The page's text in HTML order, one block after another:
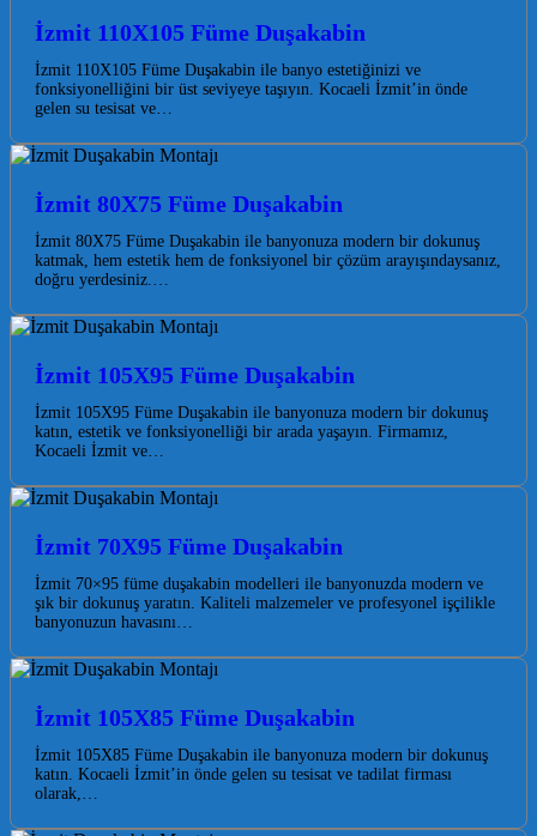
İzmit 110X105 Füme Duşakabin
İzmit 110X105 Füme Duşakabin ile banyo estetiğinizi ve
fonksiyonelliğini bir üst seviyeye taşıyın. Kocaeli İzmit’in önde
gelen su tesisat ve…
İzmit 80X75 Füme Duşakabin
İzmit 80X75 Füme Duşakabin ile banyonuza modern bir dokunuş
katmak, hem estetik hem de fonksiyonel bir çözüm arayışındaysanız,
doğru yerdesiniz.…
İzmit 105X95 Füme Duşakabin
İzmit 105X95 Füme Duşakabin ile banyonuza modern bir dokunuş
katın, estetik ve fonksiyonelliği bir arada yaşayın. Firmamız,
Kocaeli İzmit ve…
İzmit 70X95 Füme Duşakabin
İzmit 70×95 füme duşakabin modelleri ile banyonuzda modern ve
şık bir dokunuş yaratın. Kaliteli malzemeler ve profesyonel işçilikle
banyonuzun havasını…
İzmit 105X85 Füme Duşakabin
İzmit 105X85 Füme Duşakabin ile banyonuza modern bir dokunuş
katın. Kocaeli İzmit’in önde gelen su tesisat ve tadilat firması
olarak,…